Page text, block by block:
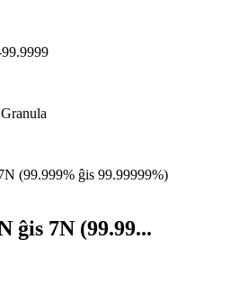
ĝis 7N (99.99...